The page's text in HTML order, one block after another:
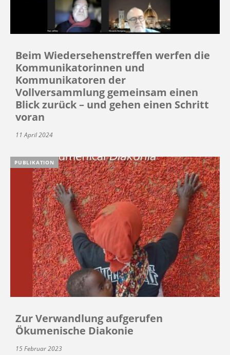
Beim Wiedersehenstreffen werfen die
Kommunikatorinnen und
Kommunikatoren der
Vollversammlung gemeinsam einen
Blick zurück – und gehen einen Schritt
voran
11 April 2024
PUBLIKATION
Zur Verwandlung aufgerufen
Ökumenische Diakonie
15 Februar 2023